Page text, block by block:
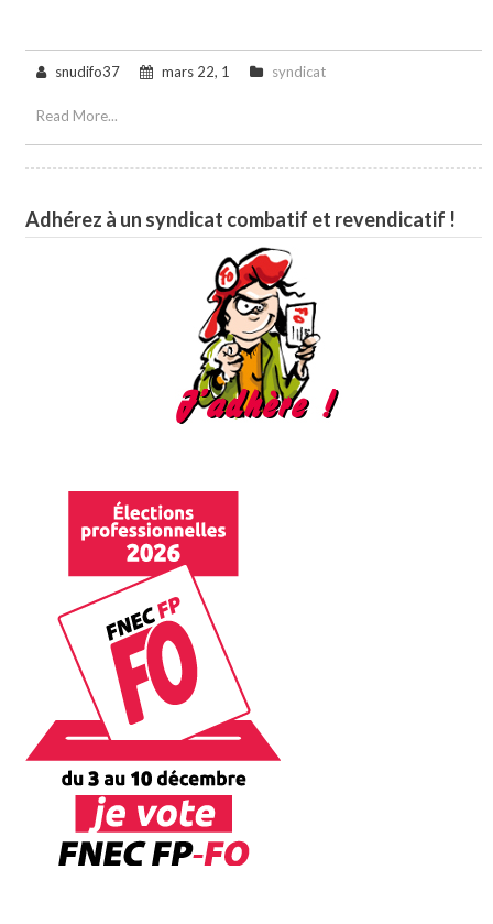
snudifo37 mars 22, 1 syndicat
Read More...
Adhérez à un syndicat combatif et revendicatif !